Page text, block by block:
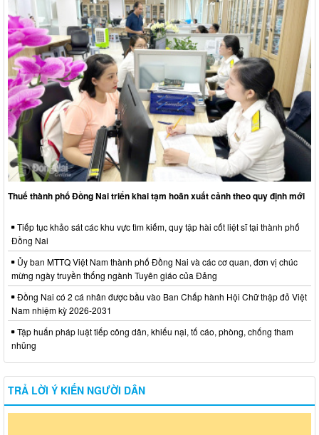
Thuế thành phố Đồng Nai triển khai tạm hoãn xuất cảnh theo quy định mới
Tiếp tục khảo sát các khu vực tìm kiếm, quy tập hài cốt liệt sĩ tại thành phố
Đồng Nai
Ủy ban MTTQ Việt Nam thành phố Đồng Nai và các cơ quan, đơn vị chúc
mừng ngày truyền thống ngành Tuyên giáo của Đảng
Đồng Nai có 2 cá nhân được bầu vào Ban Chấp hành Hội Chữ thập đỏ Việt
Nam nhiệm kỳ 2026-2031
Tập huấn pháp luật tiếp công dân, khiếu nại, tố cáo, phòng, chống tham
nhũng
TRẢ LỜI Ý KIẾN NGƯỜI DÂN